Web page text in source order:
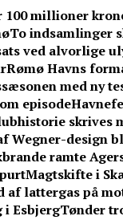
millioner
To indsamlinger
ved alvorlige
Rømø Havns
med ny
episode
skrives
Wegner-design
ramte
Magtskifte i
af lattergas på
i EsbjergTønder